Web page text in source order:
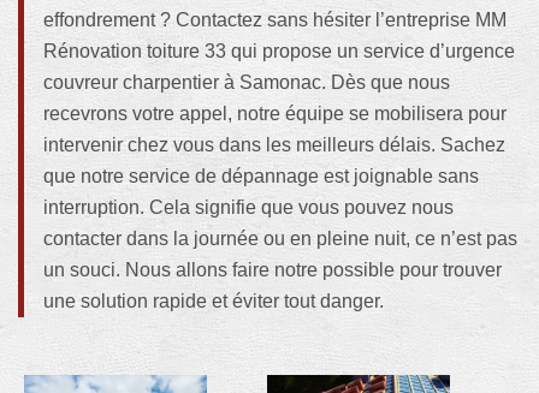
effondrement ? Contactez sans hésiter l’entreprise MM
Rénovation toiture 33 qui propose un service d’urgence
couvreur charpentier à Samonac. Dès que nous
recevrons votre appel, notre équipe se mobilisera pour
intervenir chez vous dans les meilleurs délais. Sachez
que notre service de dépannage est joignable sans
interruption. Cela signifie que vous pouvez nous
contacter dans la journée ou en pleine nuit, ce n’est pas
un souci. Nous allons faire notre possible pour trouver
une solution rapide et éviter tout danger.